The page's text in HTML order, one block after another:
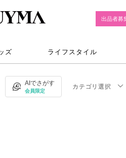
出品者募
ズ ライフスタイル
AIでさがす
会員限定
カテゴリ選択